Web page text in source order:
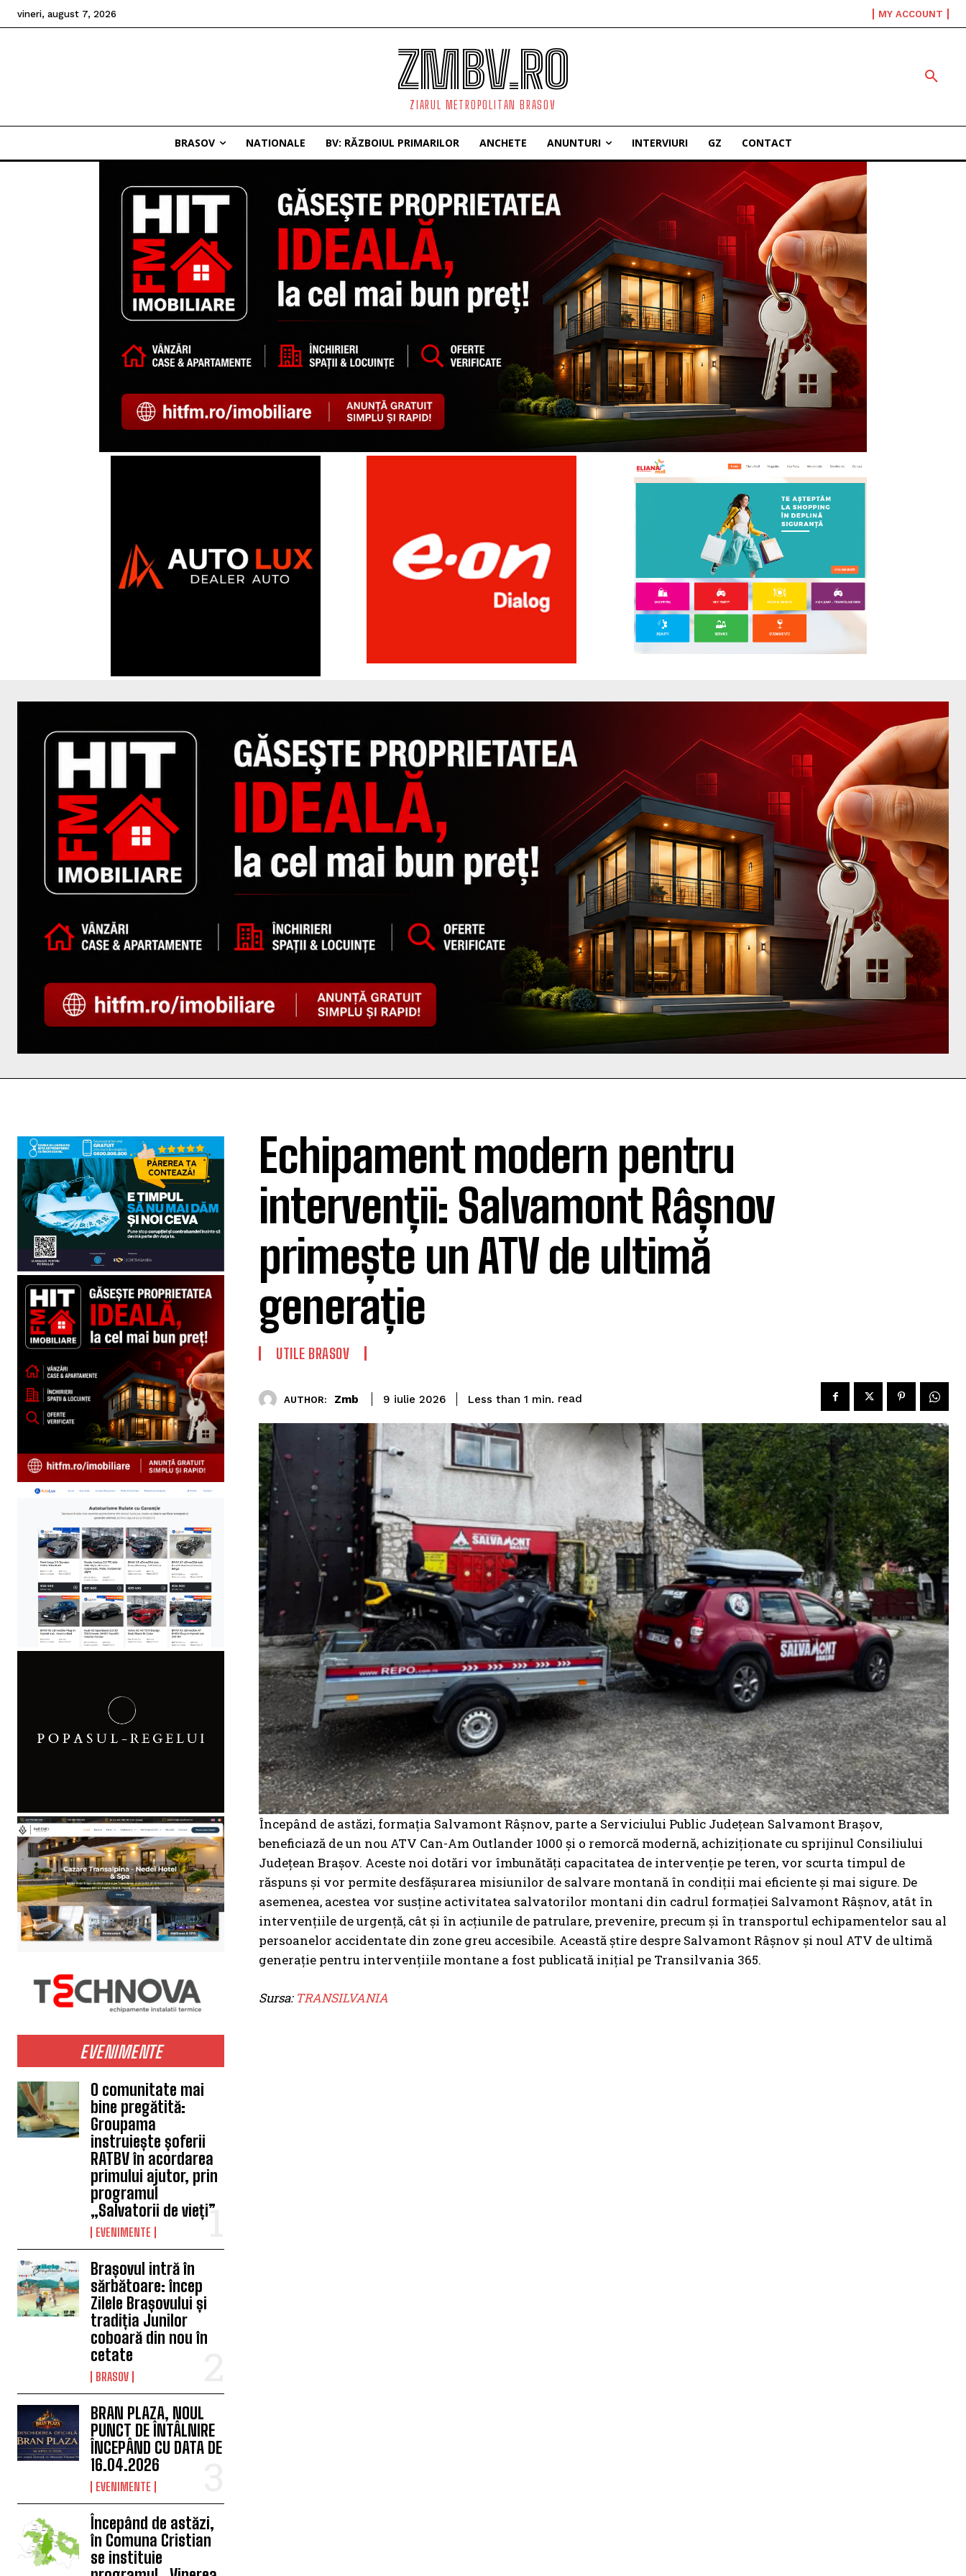
vineri, august 7, 2026 MY ACCOUNT
ZMBV.RO
ZIARUL METROPOLITAN BRASOV
BRASOV NATIONALE BV: RĂZBOIUL PRIMARILOR ANCHETE ANUNTURI INTERVIURI GZ CONTACT
EVENIMENTE
O comunitate mai
bine pregătită:
Groupama
instruiește șoferii
RATBV în acordarea
primului ajutor, prin
programul
„Salvatorii de vieți”
EVENIMENTE
Brașovul intră în
sărbătoare: încep
Zilele Brașovului și
tradiția Junilor
coboară din nou în
cetate
BRASOV
BRAN PLAZA, NOUL
PUNCT DE ÎNTÂLNIRE
ÎNCEPÂND CU DATA DE
16.04.2026
EVENIMENTE
Începând de astăzi,
în Comuna Cristian
se instituie
Echipament modern pentru
intervenții: Salvamont Râșnov
primește un ATV de ultimă
generație
UTILE BRASOV
AUTHOR: Zmb 9 iulie 2026 Less than 1 min. read
Începând de astăzi, formația Salvamont Râșnov, parte a Serviciului Public Județean Salvamont Brașov,
beneficiază de un nou ATV Can-Am Outlander 1000 și o remorcă modernă, achiziționate cu sprijinul Consiliului
Județean Brașov. Aceste noi dotări vor îmbunătăți capacitatea de intervenție pe teren, vor scurta timpul de
răspuns și vor permite desfășurarea misiunilor de salvare montană în condiții mai eficiente și mai sigure. De
asemenea, acestea vor susține activitatea salvatorilor montani din cadrul formației Salvamont Râșnov, atât în
intervențiile de urgență, cât și în acțiunile de patrulare, prevenire, precum și în transportul echipamentelor sau al
persoanelor accidentate din zone greu accesibile. Această știre despre Salvamont Râșnov și noul ATV de ultimă
generație pentru intervențiile montane a fost publicată inițial pe Transilvania 365.
Sursa: TRANSILVANIA